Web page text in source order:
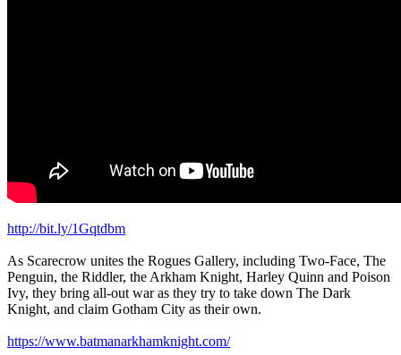
http://bit.ly/1Gqtdbm
As Scarecrow unites the Rogues Gallery, including Two-Face, The
Penguin, the Riddler, the Arkham Knight, Harley Quinn and Poison
Ivy, they bring all-out war as they try to take down The Dark
Knight, and claim Gotham City as their own.
https://www.batmanarkhamknight.com/